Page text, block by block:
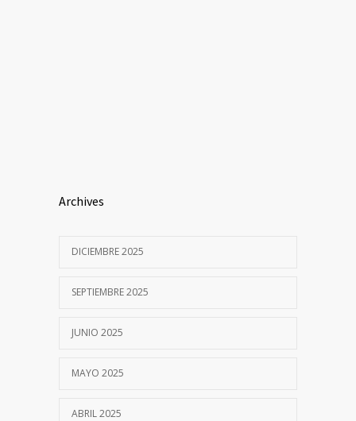
Archives
DICIEMBRE 2025
SEPTIEMBRE 2025
JUNIO 2025
MAYO 2025
ABRIL 2025